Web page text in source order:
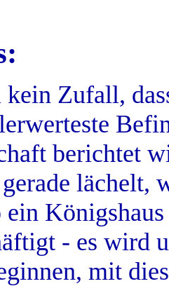
Zufall,
berichtet
lächelt,
ein
- es wird
mit